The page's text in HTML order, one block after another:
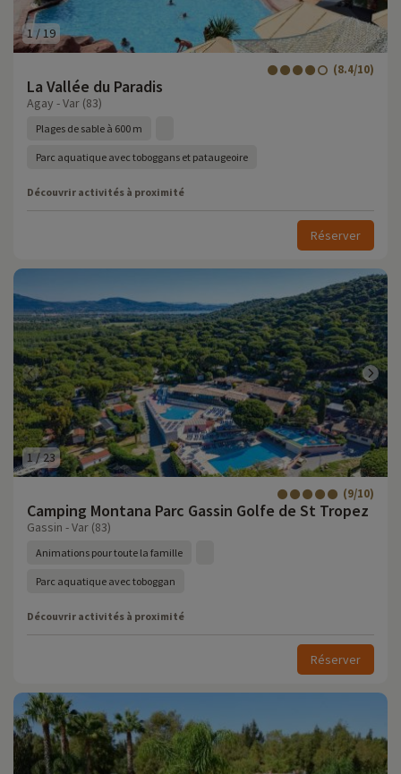
1 /19
La Vallée du Paradis
(8.4/10)
Agay - Var (83)
Plages de sable à 600 m
Parc aquatique avec toboggans et pataugeoire
Découvrir activités à proximité
Réserver
1 /23
Camping Montana Parc Gassin Golfe de St Tropez
(9/10)
Gassin - Var (83)
Animations pour toute la famille
Parc aquatique avec toboggan
Découvrir activités à proximité
Réserver